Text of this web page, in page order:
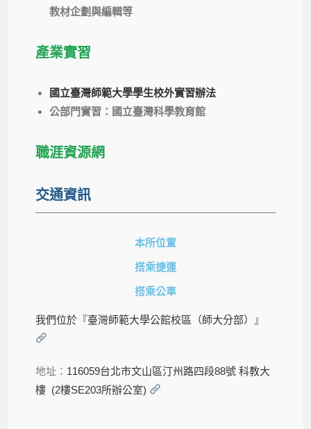
教材企劃與編輯等
產業實習
國立臺灣師範大學學生校外實習辦法
公部門實習：國立臺灣科學教育館
職涯資源網
交通資訊
本所位置
搭乘捷運
搭乘公車
我們位於『臺灣師範大學公館校區（師大分部）』
地址： 116059台北市文山區汀州路四段88號 科教大
樓 (2樓SE203所辦公室)